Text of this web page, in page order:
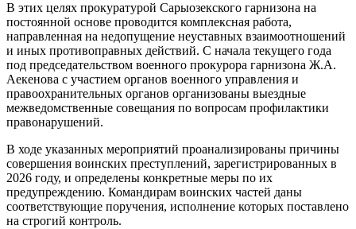
В этих целях прокуратурой Сарыозекского гарнизона на
постоянной основе проводится комплексная работа,
направленная на недопущение неуставных взаимоотношений
и иных противоправных действий. С начала текущего года
под председательством военного прокурора гарнизона Ж.А.
Аекенова с участием органов военного управления и
правоохранительных органов организованы выездные
межведомственные совещания по вопросам профилактики
правонарушений.
В ходе указанных мероприятий проанализированы причины
совершения воинских преступлений, зарегистрированных в
2026 году, и определены конкретные меры по их
предупреждению. Командирам воинских частей даны
соответствующие поручения, исполнение которых поставлено
на строгий контроль.